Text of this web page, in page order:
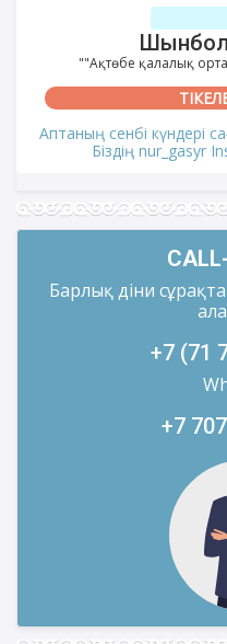
""Ақтөбе қалалық
Аптаның сенбі күндері
Біздің nur_gasyr
Барлық діни
+7 (71
+7